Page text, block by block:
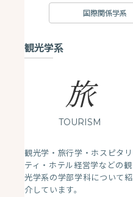
国際関係学系
観光学系
旅
TOURISM
観光学・旅行学・ホスピタリ
ティ・ホテル経営学などの観
光学系の学部学科について紹
介しています。